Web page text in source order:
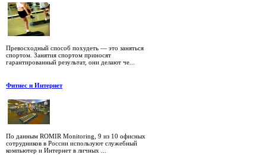
Превосходный способ похудеть — это заняться
спортом. Занятия спортом приносят
гарантированный результат, они делают че...
Фитнес и Интернет
По данным ROMIR Monitoring, 9 из 10 офисных
сотрудников в России используют служебный
компьютер и Интернет в личных ...